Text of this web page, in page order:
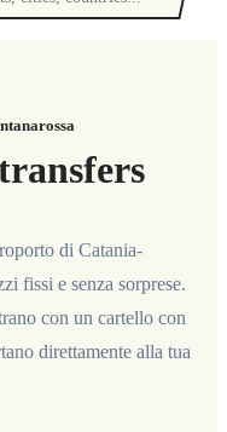
di Catania-
fissi e senza sorprese.
con un cartello con
direttamente alla tua